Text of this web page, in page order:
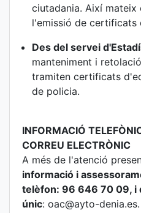
ciutadania. Així mateix
l'emissió de certificats
Des del servei
manteniment i
tramiten certificats
de policia.
INFORMACIÓ
CORREU ELECTRÒNIC
A més de l'atenció
informació i
telèfon: 96 646 70 09, i
únic: oac@ayto-denia.es.